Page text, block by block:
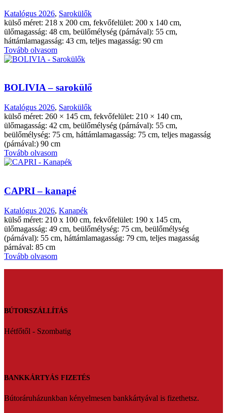
Katalógus 2026, Sarokülők
külső méret: 218 x 200 cm, fekvőfelület: 200 x 140 cm,
ülőmagasság: 48 cm, beülőmélység (párnával): 55 cm,
háttámlamagasság: 43 cm, teljes magasság: 90 cm
Tovább olvasom
BOLIVIA – sarokülő
Katalógus 2026, Sarokülők
külső méret: 260 × 145 cm, fekvőfelület: 210 × 140 cm,
ülőmagasság: 42 cm, beülőmélység (párnával): 55 cm,
beülőmélység: 75 cm, háttámlamagasság: 75 cm, teljes magasság
(párnával:) 90 cm
Tovább olvasom
CAPRI – kanapé
Katalógus 2026, Kanapék
külső méret: 210 x 100 cm, fekvőfelület: 190 x 145 cm,
ülőmagasság: 49 cm, beülőmélység: 75 cm, beülőmélység
(párnával): 55 cm, háttámlamagasság: 79 cm, teljes magasság
párnával: 85 cm
Tovább olvasom
BÚTORSZÁLLÍTÁS
Hétfőtől - Szombatig
BANKKÁRTYÁS FIZETÉS
Bútoráruházunkban kényelmesen bankkártyával is fizethetsz.